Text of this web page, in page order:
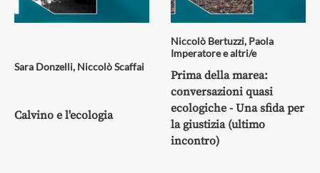
Sara Donzelli, Niccolò Scaffai
Calvino e l'ecologia
Niccolò Bertuzzi, Paola
Imperatoree altri/e
Prima della marea:
conversazioni quasi
ecologiche - Una sfida per
la giustizia (ultimo
incontro)